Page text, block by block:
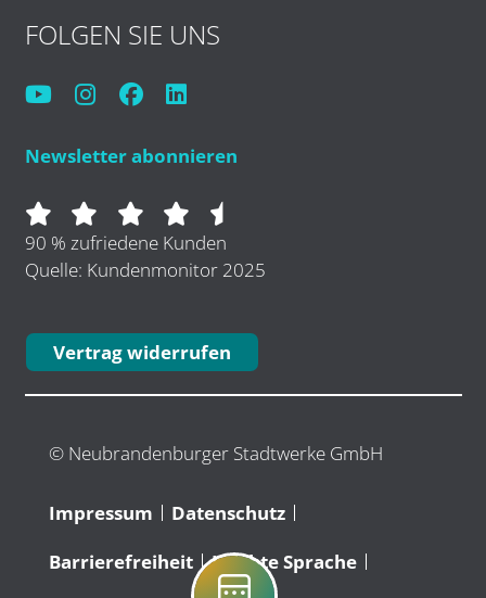
FOLGEN SIE UNS
Newsletter abonnieren
90 % zufriedene Kunden
Quelle: Kundenmonitor 2025
Vertrag widerrufen
© Neubrandenburger Stadtwerke GmbH
Impressum
Datenschutz
Barrierefreiheit
Leichte Sprache